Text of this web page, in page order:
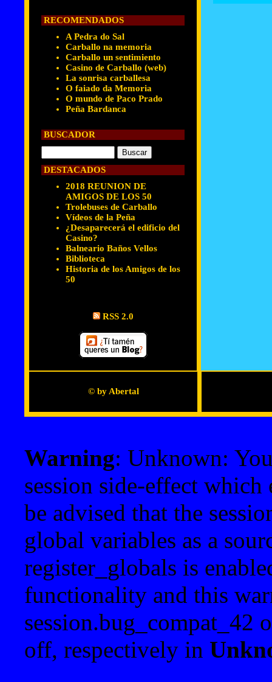
RECOMENDADOS
A Pedra do Sal
Carballo na memoria
Carballo un sentimiento
Casino de Carballo (web)
La sonrisa carballesa
O faiado da Memoria
O mundo de Paco Prado
Peña Bardanca
BUSCADOR
DESTACADOS
2018 REUNION DE
AMIGOS DE LOS 50
Trolebuses de Carballo
Vídeos de la Peña
¿Desaparecerá el edificio del
Casino?
Balneario Baños Vellos
Biblioteca
Historia de los Amigos de los
50
RSS 2.0
© by Abertal
Warning: Unknown:
session side-effect
be advised that the
global variables as a
register_globals is
functionality and this
session.bug_compat_42
off, respectively in